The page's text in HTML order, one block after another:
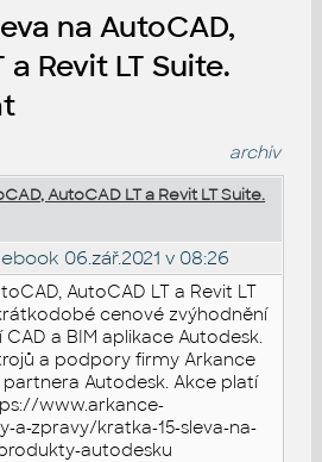
na AutoCAD,
a Revit LT Suite.
archiv
AutoCAD LT a Revit LT Suite.
06.zář.2021 v 08:26
AutoCAD LT a Revit LT
cenové zvýhodnění
a BIM aplikace Autodesk.
a podpory firmy Arkance
Autodesk. Akce platí
www.arkance-
a-zpravy/kratka-15-sleva-na-
autodesku